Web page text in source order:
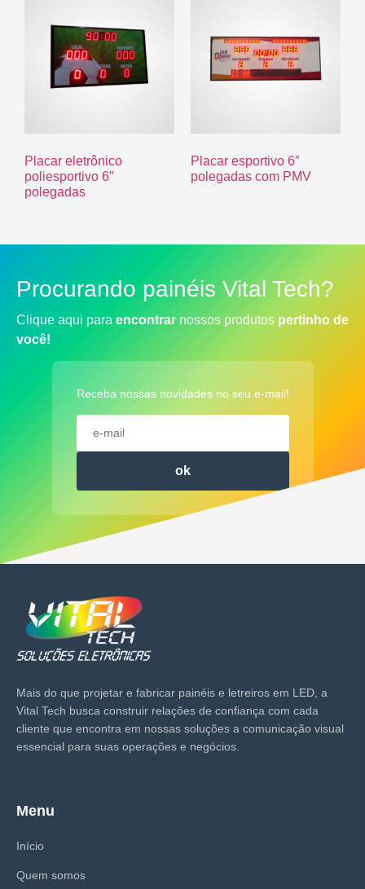
Placar eletrônico
poliesportivo 6″
polegadas
Placar esportivo 6″
polegadas com PMV
Procurando painéis Vital Tech?
Clique aqui para encontrar nossos produtos pertinho de
você!
Receba nossas novidades no seu e-mail!
ok
Mais do que projetar e fabricar painéis e letreiros em LED, a
Vital Tech busca construir relações de confiança com cada
cliente que encontra em nossas soluções a comunicação visual
essencial para suas operações e negócios.
Menu
Início
Quem somos